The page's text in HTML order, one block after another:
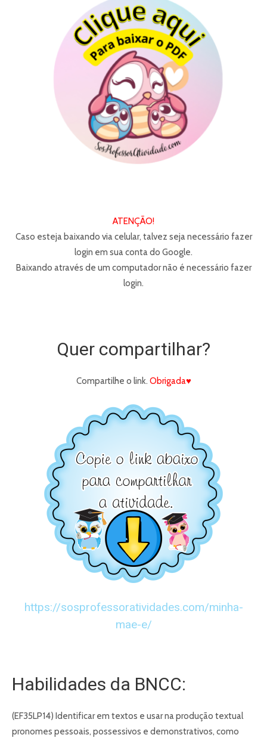
ATENÇÃO!
Caso esteja baixando via celular, talvez seja necessário fazer
login em sua conta do Google.
Baixando através de um computador não é necessário fazer
login.
Quer compartilhar?
Compartilhe o link. Obrigada♥
https://sosprofessoratividades.com/minha-
mae-e/
Habilidades da BNCC:
(EF35LP14) Identificar em textos e usar na produção textual
pronomes pessoais, possessivos e demonstrativos, como